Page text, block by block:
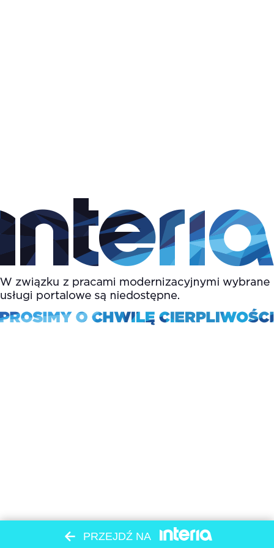
PRZEJDŹ NA